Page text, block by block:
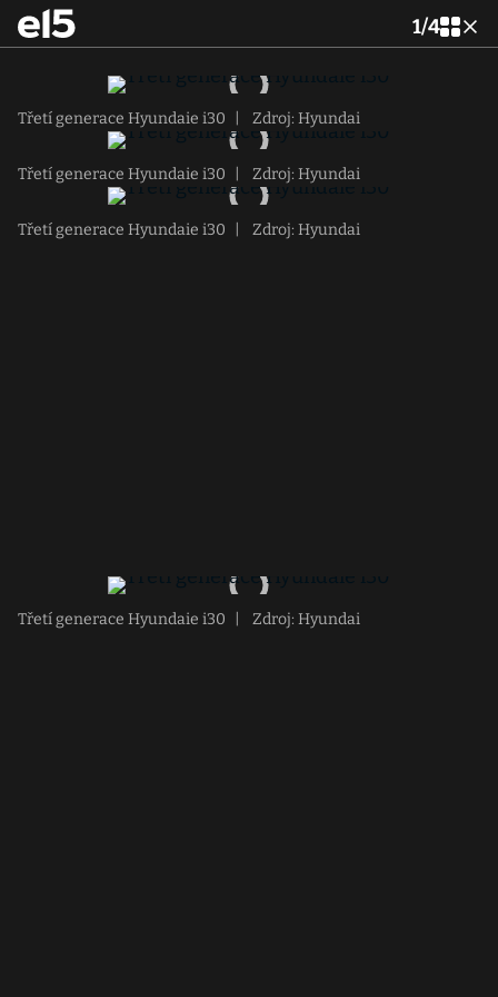
1/4
Třetí generace Hyundaie i30 Zdroj: Hyundai
Třetí generace Hyundaie i30 Zdroj: Hyundai
Třetí generace Hyundaie i30 Zdroj: Hyundai
Třetí generace Hyundaie i30 Zdroj: Hyundai